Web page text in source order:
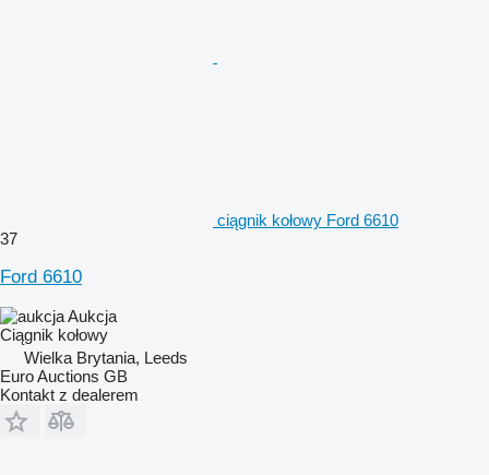
ciągnik kołowy Ford 6610
37
Ford 6610
Aukcja
Ciągnik kołowy
Wielka Brytania, Leeds
Euro Auctions GB
Kontakt z dealerem